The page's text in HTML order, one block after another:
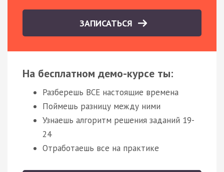
ЗАПИСАТЬСЯ
На бесплатном демо-курсе ты:
Разберешь ВСЕ настоящие времена
Поймешь разницу между ними
Узнаешь алгоритм решения заданий 19-
24
Отработаешь все на практике